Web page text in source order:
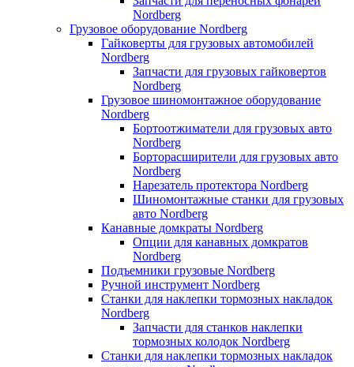
Nordberg
Грузовое оборудование Nordberg
Гайковерты для грузовых автомобилей
Nordberg
Запчасти для грузовых гайковертов
Nordberg
Грузовое шиномонтажное оборудование
Nordberg
Бортоотжиматели для грузовых авто
Nordberg
Борторасширители для грузовых авто
Nordberg
Нарезатель протектора Nordberg
Шиномонтажные станки для грузовых
авто Nordberg
Канавные домкраты Nordberg
Опции для канавных домкратов
Nordberg
Подъемники грузовые Nordberg
Ручной инструмент Nordberg
Станки для наклепки тормозных накладок
Nordberg
Запчасти для станков наклепки
тормозных колодок Nordberg
Станки для наклепки тормозных накладок